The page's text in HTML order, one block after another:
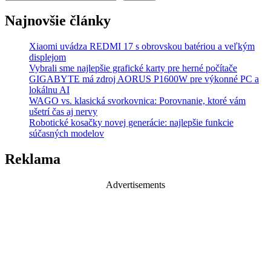
Najnovšie články
Xiaomi uvádza REDMI 17 s obrovskou batériou a veľkým
displejom
Vybrali sme najlepšie grafické karty pre herné počítače
GIGABYTE má zdroj AORUS P1600W pre výkonné PC a
lokálnu AI
WAGO vs. klasická svorkovnica: Porovnanie, ktoré vám
ušetrí čas aj nervy
Robotické kosačky novej generácie: najlepšie funkcie
súčasných modelov
Reklama
Advertisements